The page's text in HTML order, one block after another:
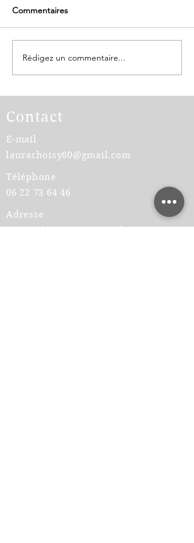
Applying for a job
abroad?
Commentaires
Rédigez un commentaire...
Contact
E-mail
laurachoisy80@gmail.com
Téléphone
06 22 73 64 46
Adresse
50 rue des Anciens Combattants,